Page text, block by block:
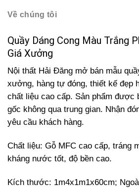
Về chúng tôi
Quầy Dáng Cong Màu Trắng
Giá Xưởng
Nội thất Hải Đăng mở bán mẫu
xưởng, hàng tự đóng, thiết kế đẹp
chất liệu cao cấp. Sản phẩm được
gốc không qua trung gian. Nhận
yêu cầu khách hàng.
Chất liệu: Gỗ MFC cao cấp, tráng
kháng nước tốt, độ bền cao.
Kích thước: 1m4x1m1x60cm;